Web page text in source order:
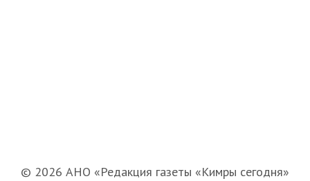
© 2026 АНО «Редакция газеты «Кимры сегодня»